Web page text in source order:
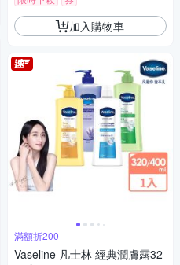
加入購物車
滿額折200
Vaseline 凡士林 經典潤膚露32